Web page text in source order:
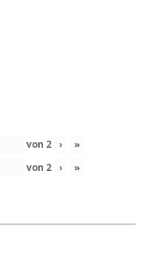
von 2 ›
»
von 2 › »